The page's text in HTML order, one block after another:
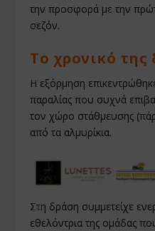
την προσφορά με την
σεζόν.
Το χρονικό της
Η εξόρμηση
παραλίας που συχνά
τον χώρο στάθμευσης
από τα αλμυρίκια.
Στη δράση συμμετείχε
εθελόντρια της ομάδας